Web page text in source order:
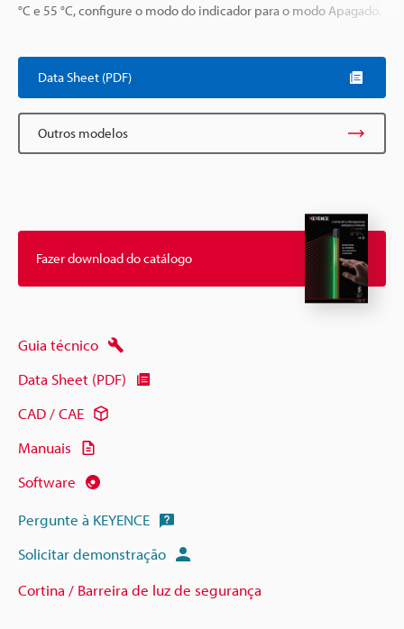
°C e 55 °C, configure o modo do indicador para o modo Apagado.
Data Sheet (PDF)
Outros modelos
Fazer download do catálogo
Guia técnico
Data Sheet (PDF)
CAD / CAE
Manuais
Software
Pergunte à KEYENCE
Solicitar demonstração
Cortina / Barreira de luz de segurança